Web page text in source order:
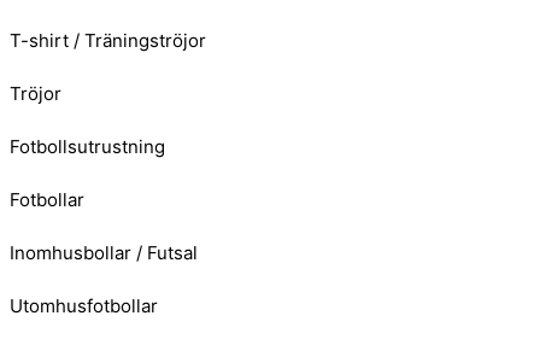
T-shirt / Träningströjor
Tröjor
Fotbollsutrustning
Fotbollar
Inomhusbollar / Futsal
Utomhusfotbollar